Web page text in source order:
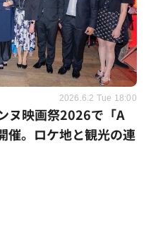
2026.6.2 Tue 18:00
ヌ映画祭2026で「A
。ロケ地と観光の連